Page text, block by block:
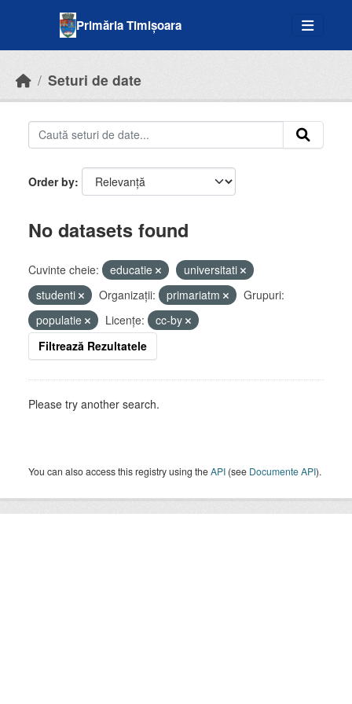
Primăria Timișoara
Seturi de date
Order by
No datasets found
Cuvinte cheie: educatie
universitati
studenti
Organizații: primariatm
Grupuri:
populatie
Licenţe:
cc-by
Filtrează Rezultatele
Please try another search.
You can also access this registry using theAPI (see Documente API).